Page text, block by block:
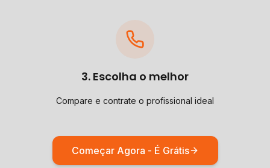
3. Escolha o melhor
Compare e contrate o profissional ideal
Começar Agora - É Grátis